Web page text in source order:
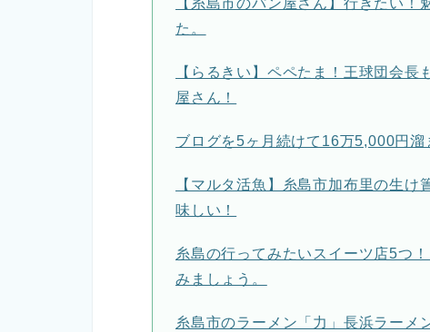
【糸島市のパン屋さん】行きたい
た。
【らるきい】ペペたま！王球団会
屋さん！
ブログを5ヶ月続けて16万5,000円溜
【マルタ活魚】糸島市加布里の生
味しい！
糸島の行ってみたいスイーツ店5つ
みましょう。
糸島市のラーメン「力」長浜ラーメ